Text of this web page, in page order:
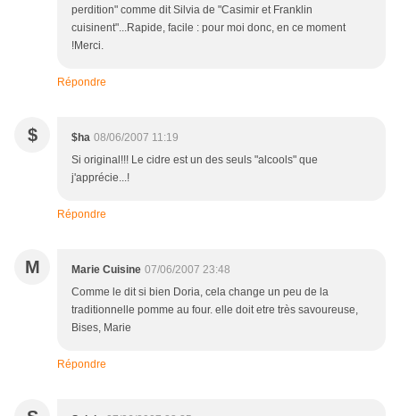
perdition" comme dit Silvia de "Casimir et Franklin
cuisinent"...Rapide, facile : pour moi donc, en ce moment
!Merci.
Répondre
$ $ha 08/06/2007 11:19
Si original!!! Le cidre est un des seuls "alcools" que
j'apprécie...!
Répondre
M Marie Cuisine 07/06/2007 23:48
Comme le dit si bien Doria, cela change un peu de la
traditionnelle pomme au four. elle doit etre très savoureuse,
Bises, Marie
Répondre